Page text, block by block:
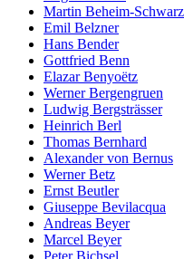
Martin Beheim-
Emil Belzner
Hans Bender
Gottfried Benn
Elazar Benyoëtz
Werner Bergengruen
Ludwig Bergsträsser
Heinrich Berl
Thomas Bernhard
Alexander von Bernus
Werner Betz
Ernst Beutler
Giuseppe Bevilacqua
Andreas Beyer
Marcel Beyer
Peter Bichsel